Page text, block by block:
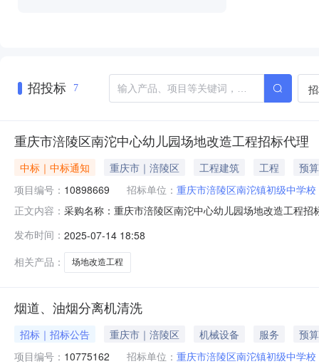
招投标 7
重庆市涪陵区南沱中心幼儿园场地改造工程招标代理
中标｜中标通知 重庆市｜涪陵区 工程建筑 工程
预
项目编号： 10898669 招标单位： 重庆市涪陵区南沱镇初级中学校
正文内容： 采购名称：重庆市涪陵区南沱中心幼儿园场地改造工程
公司3000.03000.03000.00-成交2025-07-1417:39:10第1
发布时间： 2025-07-14 18:58
相关产品：
场地改造工程
烟道、油烟分离机清洗
招标｜招标公告 重庆市｜涪陵区 机械设备 服务
预
项目编号： 10775162 招标单位： 重庆市涪陵区南沱镇初级中学校